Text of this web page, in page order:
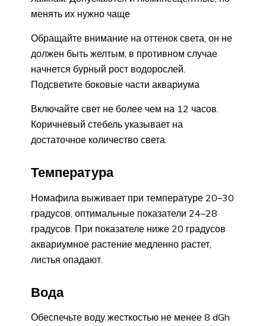
менять их нужно чаще
Обращайте внимание на оттенок света, он не
должен быть желтым, в противном случае
начнется бурный рост водорослей.
Подсветите боковые части аквариума
Включайте свет не более чем на 12 часов.
Коричневый стебель указывает на
достаточное количество света.
Температура
Номафила выживает при температуре 20–30
градусов, оптимальные показатели 24–28
градусов. При показателе ниже 20 градусов
аквариумное растение медленно растет,
листья опадают.
Вода
Обеспечьте воду жесткостью не менее 8 dGh